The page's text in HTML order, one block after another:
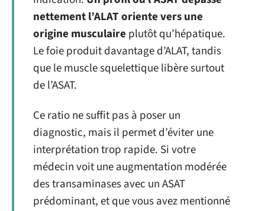
nettement l’ALAT oriente vers une
origine musculaire plutôt qu’hépatique.
Le foie produit davantage d’ALAT, tandis
que le muscle squelettique libère surtout
de l’ASAT.
Ce ratio ne suffit pas à poser un
diagnostic, mais il permet d’éviter une
interprétation trop rapide. Si votre
médecin voit une augmentation modérée
des transaminases avec un ASAT
prédominant, et que vous avez mentionné